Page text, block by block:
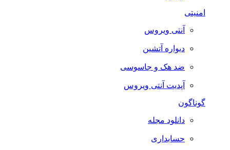
امنیتی
آنتی ویروس
دیواره آتشین
ضد هک و جاسوسی
آپدیت آنتی ویروس
گوناگون
دانلود مجله
حسابداری